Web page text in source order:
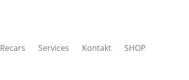
Recars Services Kontakt SHOP